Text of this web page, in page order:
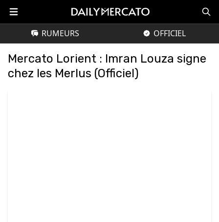
RUMEURS OFFICIEL
Mercato Lorient : Imran Louza signe
chez les Merlus (Officiel)